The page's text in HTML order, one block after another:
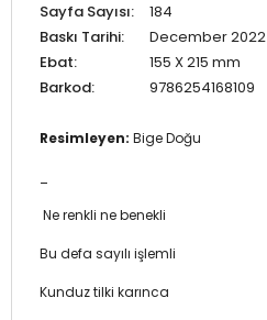
Sayfa Sayısı:
184
Baskı Tarihi:
December 2022
Ebat:
155 X 215 mm
Barkod:
9786254168109
Resimleyen: Bige Doğu
Ne renkli ne benekli
Bu defa sayılı işlemli
Kunduz tilki karınca